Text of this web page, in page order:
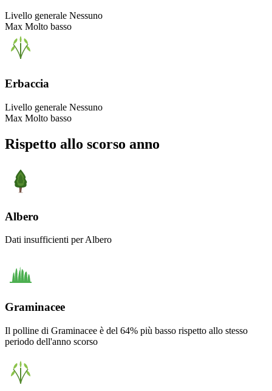
Livello generale Nessuno
Max Molto basso
Erbaccia
Livello generale Nessuno
Max Molto basso
Rispetto allo scorso anno
Albero
Dati insufficienti per Albero
Graminacee
Il polline di Graminacee è del 64% più basso rispetto allo stesso
periodo dell'anno scorso